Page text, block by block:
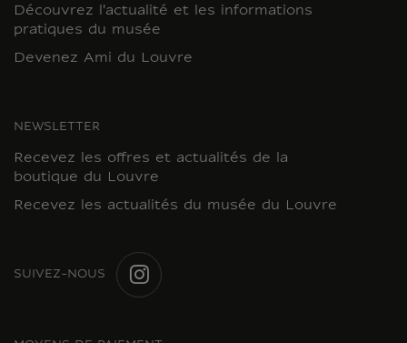
Découvrez l'actualité et les informations
pratiques du musée
Devenez Ami du Louvre
NEWSLETTER
Recevez les offres et actualités de la
boutique du Louvre
Recevez les actualités du musée du Louvre
SUIVEZ-NOUS